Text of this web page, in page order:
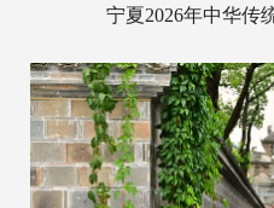
宁夏2026年中华传